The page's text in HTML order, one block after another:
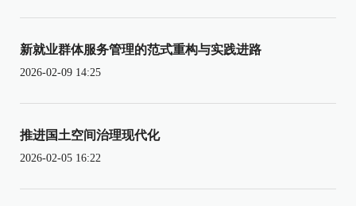
新就业群体服务管理的范式重构与实践进路
2026-02-09 14:25
推进国土空间治理现代化
2026-02-05 16:22